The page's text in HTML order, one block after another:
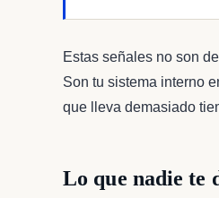
Estas señales no son
Son tu sistema interno
que lleva demasiado
Lo que nadie te